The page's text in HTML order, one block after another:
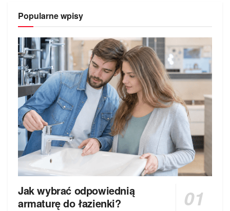
Popularne wpisy
Jak wybrać odpowiednią
armaturę do łazienki?